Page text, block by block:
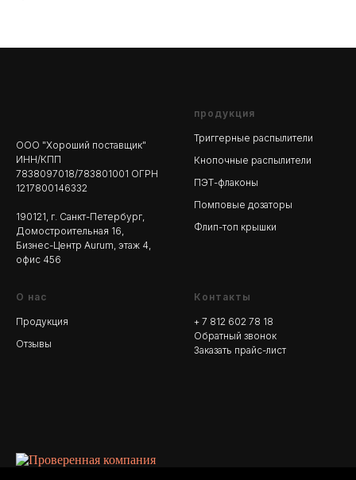
ООО "Хороший поставщик"
ИНН/КПП
7838097018/783801001 ОГРН
1217800146332
190121, г. Санкт-Петербург,
Домостроительная 16,
Бизнес-Центр Aurum, этаж 4,
офис 456
продукция
Триггерные распылители
Кнопочные распылители
ПЭТ-флаконы
Помповые дозаторы
Флип-топ крышки
О нас
Продукция
Отзывы
Контакты
+ 7 812 602 78 18
Обратный звонок
Заказать прайс-лист